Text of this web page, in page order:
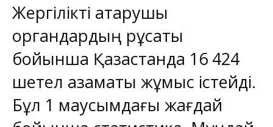
Жергілікті атқарушы
органдардың рұқсаты
бойынша Қазақстанда 16 424
шетел азаматы жұмыс істейді.
Бұл 1 маусымдағы жағдай